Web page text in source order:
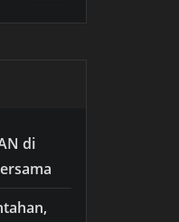
di